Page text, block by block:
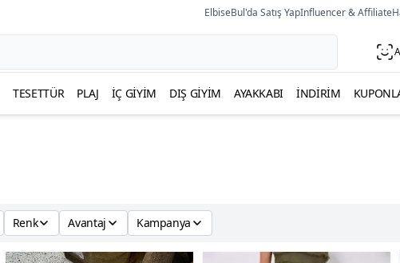
ElbiseBul'da Satış YapInfluencer & Affiliate
TESETTÜR PLAJ İÇ GIYIM DIŞ GIYIM AYAKKABI İNDIRIM
Renk Avantaj Kampanya